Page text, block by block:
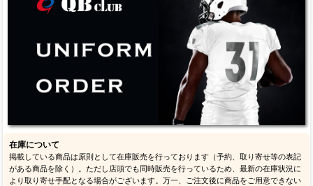
在庫について
掲載している商品は原則として在庫販売を行っております（予約、取り寄せ等の表記
がある商品を除く）。ただし店頭でも同時販売を行っているため、最新の在庫状況に
より取り寄せ手配となる場合がございます。万一、ご注文後に商品をご用意できない